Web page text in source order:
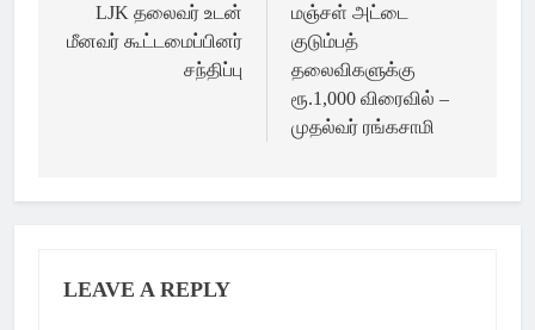
navigation
LJK தலைவர் உடன்
மீனவர் கூட்டமைப்பினர்
சந்திப்பு
மஞ்சள் அட்டை
குடும்பத்
தலைவிகளுக்கு
ரூ.1,000 விரைவில் –
முதல்வர் ரங்கசாமி
LEAVE A REPLY